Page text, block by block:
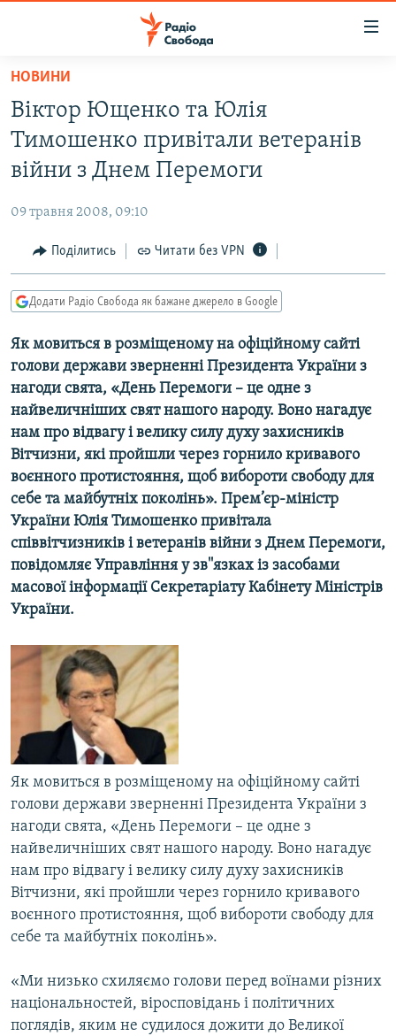
Перейти
основного
матеріалу
Перейти
до
основної
навігації
Перейти
до
пошуку
ВСЕ ЗА ДОБУ
СТАТТІ
ЕКОНОМІКА
СУСПІЛЬСТВО
УКРАЇНА
СВІТ
РОСІЙСЬКА «ФІЛЬТРАЦІЯ»
ДОНБАС.РЕАЛІЇ
ТИ ЯК?
СХЕМИ
КИТАЙ.ВИКЛИКИ
МУЛЬТИМЕДІА
ФОТО
СПЕЦПРОЄКТИ
ПОДКАСТИ
КРИМ РЕАЛІЇ
РУС
УКР
КТАТ
ДОЛУЧАЙСЯ!
Усі сайти RFE/RL
НОВИНИ
Віктор Ющенко та Юлія
Тимошенко привітали ветеранів
війни з Днем Перемоги
09 травня 2008, 09:10
Поділитись Читати без VPN
Додати Радіо Свобода як бажане джерело в Google
Як мовиться в розміщеному на офіційному сайті
голови держави зверненні Президента України з
нагоди свята, «День Перемоги – це одне з
найвеличніших свят нашого народу. Воно нагадує
нам про відвагу і велику силу духу захисників
Вітчизни, які пройшли через горнило кривавого
воєнного протистояння, щоб вибороти свободу для
себе та майбутніх поколінь». Прем’єр-міністр
України Юлія Тимошенко привітала
співвітчизників і ветеранів війни з Днем Перемоги,
повідомляє Управління у зв''язках із засобами
масової інформації Секретаріату Кабінету Міністрів
України.
Як мовиться в розміщеному на офіційному сайті
голови держави зверненні Президента України з
нагоди свята, «День Перемоги – це одне з
найвеличніших свят нашого народу. Воно нагадує
нам про відвагу і велику силу духу захисників
Вітчизни, які пройшли через горнило кривавого
воєнного протистояння, щоб вибороти свободу для
себе та майбутніх поколінь».
«Ми низько схиляємо голови перед воїнами різних
національностей, віросповідань і політичних
поглядів, яким не судилося дожити до Великої